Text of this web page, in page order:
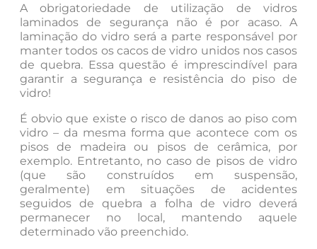
A obrigatoriedade de utilização de vidros
laminados de segurança não é por acaso. A
laminação do vidro será a parte responsável por
manter todos os cacos de vidro unidos nos casos
de quebra. Essa questão é imprescindível para
garantir a segurança e resistência do piso de
vidro!
É obvio que existe o risco de danos ao piso com
vidro – da mesma forma que acontece com os
pisos de madeira ou pisos de cerâmica, por
exemplo. Entretanto, no caso de pisos de vidro
(que são construídos em suspensão,
geralmente) em situações de acidentes
seguidos de quebra a folha de vidro deverá
permanecer no local, mantendo aquele
determinado vão preenchido.